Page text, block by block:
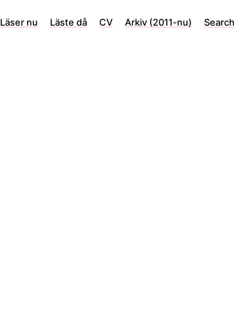
Läser nu Läste då CV Arkiv (2011-nu) Search